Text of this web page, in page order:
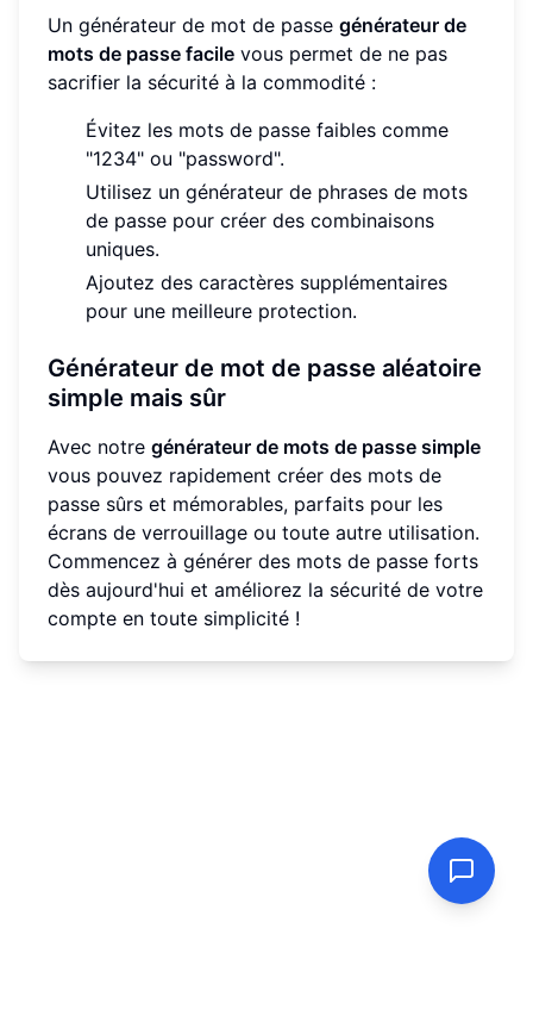
Un générateur de mot de passe générateur de
mots de passe facile vous permet de ne pas
sacrifier la sécurité à la commodité :
Évitez les mots de passe faibles comme
"1234" ou "password".
Utilisez un générateur de phrases de mots
de passe pour créer des combinaisons
uniques.
Ajoutez des caractères supplémentaires
pour une meilleure protection.
Générateur de mot de passe aléatoire
simple mais sûr
Avec notre générateur de mots de passe simple
vous pouvez rapidement créer des mots de
passe sûrs et mémorables, parfaits pour les
écrans de verrouillage ou toute autre utilisation.
Commencez à générer des mots de passe forts
dès aujourd'hui et améliorez la sécurité de votre
compte en toute simplicité !